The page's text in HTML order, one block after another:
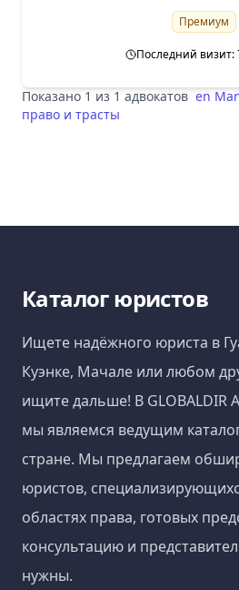
Премиум
Последний визит:
Показано 1 из 1 адвокатов en
право и трасты
Каталог юристов
Ищете надёжного юриста в
Куэнке, Мачале или любом
ищите дальше! В GLOBALDIR
мы являемся ведущим
стране. Мы предлагаем
юристов,
областях права, готовых
консультацию и
нужны.